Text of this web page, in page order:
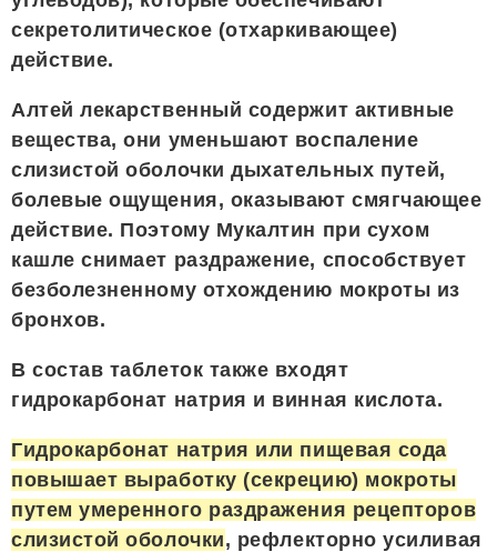
секретолитическое (отхаркивающее)
действие.
Алтей лекарственный содержит активные
вещества, они уменьшают воспаление
слизистой оболочки дыхательных путей,
болевые ощущения, оказывают смягчающее
действие. Поэтому Мукалтин при сухом
кашле снимает раздражение, способствует
безболезненному отхождению мокроты из
бронхов.
В состав таблеток также входят
гидрокарбонат натрия и винная кислота.
Гидрокарбонат натрия или пищевая сода
повышает выработку (секрецию) мокроты
путем умеренного раздражения рецепторов
слизистой оболочки, рефлекторно усиливая